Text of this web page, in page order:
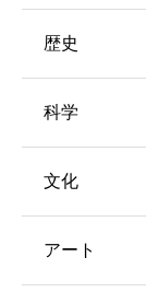
歴史
科学
文化
アート